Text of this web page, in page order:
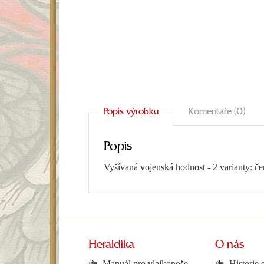
Popis výrobku Komentáře (0)
Popis
Vyšívaná vojenská hodnost - 2 varianty:
Heraldika O nás